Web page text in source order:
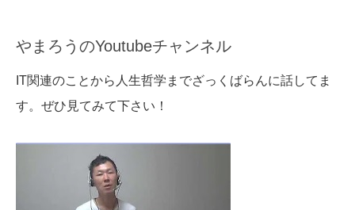
やまろうのYoutubeチャンネル
IT関連のことから人生哲学までざっくばらんに話してま
す。ぜひ見てみて下さい！